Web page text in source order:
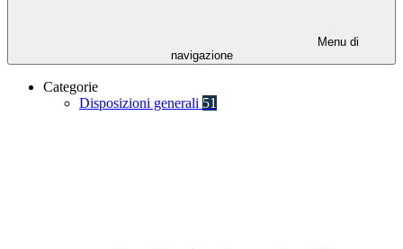
Menu di
navigazione
Categorie
Disposizioni generali 51